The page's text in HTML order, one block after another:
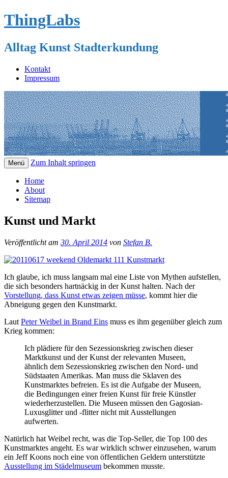
ThingLabs
Alltag Kunst Stadterkundung
Kontakt
Impressum
Menü Zum Inhalt springen
Home
About
Sitemap
Kunst und Markt
Veröffentlicht am 30. April 2014 von Stefan B.
Ich glaube, ich muss langsam mal eine Liste von Mythen aufstellen,
die sich besonders hartnäckig in der Kunst halten. Nach der
Vorstellung, dass Kunst etwas zeigen müsse, kommt hier die
Abneigung gegen den Kunstmarkt.
Laut Peter Weibel in Brand Eins muss es ihm gegenüber gleich zum
Krieg kommen:
Ich plädiere für den Sezessionskrieg zwischen dieser
Marktkunst und der Kunst der relevanten Museen,
ähnlich dem Sezessionskrieg zwischen den Nord- und
Südstaaten Amerikas. Man muss die Sklaven des
Kunstmarktes befreien. Es ist die Aufgabe der Museen,
die Bedingungen einer freien Kunst für freie Künstler
wiederherzustellen. Die Museen müssen den Gagosian-
Luxusglitter und -flitter nicht mit Ausstellungen
aufwerten.
Natürlich hat Weibel recht, was die Top-Seller, die Top 100 des
Kunstmarktes angeht. Es war wirklich schwer einzusehen, warum
ein Jeff Koons noch eine von öffentlichen Geldern unterstützte
Ausstellung im Städelmuseum bekommen musste.